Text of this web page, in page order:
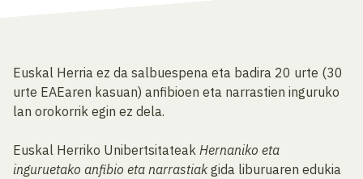
Euskal Herria ez da salbuespena eta badira 20 urte (30
urte EAEaren kasuan) anfibioen eta narrastien inguruko
lan orokorrik egin ez dela.
Euskal Herriko Unibertsitateak Hernaniko eta
inguruetako anfibio eta narrastiakgida liburuaren edukia